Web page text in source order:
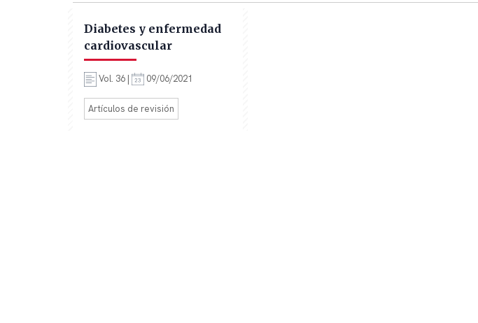
Diabetes y enfermedad
cardiovascular
Vol. 36 | 09/06/2021
Artículos de revisión